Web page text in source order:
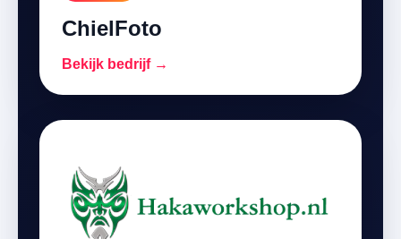
ChielFoto
Bekijk bedrijf →